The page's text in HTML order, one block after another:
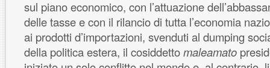
sul piano economico, con l’attuazione
delle tasse e con il rilancio di tutta l’economia
ai prodotti d’importazioni, svenduti al dumping
della politica estera, il cosiddettomaleamato